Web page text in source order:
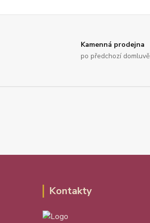
Kamenná prodejna
po předchozí domluvě
Kontakty